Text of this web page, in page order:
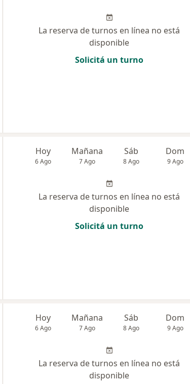
La reserva de turnos en línea no está
disponible
Solicitá un turno
Hoy
6 Ago
Mañana
7 Ago
Sáb
8 Ago
Dom
9 Ago
La reserva de turnos en línea no está
disponible
Solicitá un turno
Hoy
6 Ago
Mañana
7 Ago
Sáb
8 Ago
Dom
9 Ago
La reserva de turnos en línea no está
disponible